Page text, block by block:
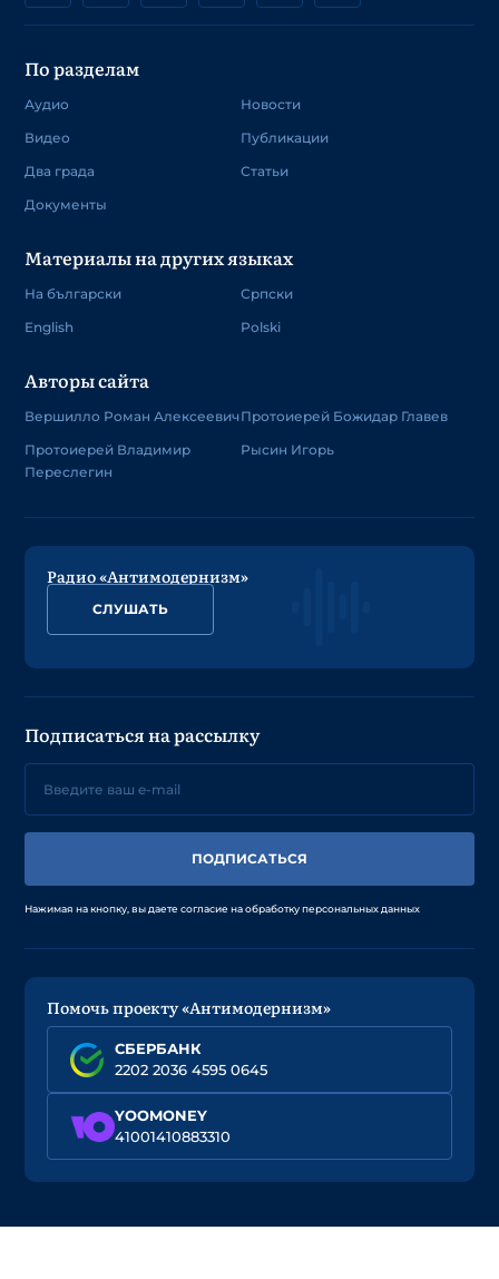
По разделам
Аудио
Видео
Два града
Документы
Новости
Публикации
Статьи
Материалы на других языках
На български
English
Српски
Polski
Авторы сайта
Вершилло Роман Алексеевич
Протоиерей Владимир
Переслегин
Протоиерей Божидар Главев
Рысин Игорь
Радио «Антимодернизм»
СЛУШАТЬ
Подписаться на рассылку
ПОДПИСАТЬСЯ
Нажимая на кнопку, вы даете согласие на обработку персональных данных
Помочь проекту «Антимодернизм»
СБЕРБАНК
2202 2036 4595 0645
YOOMONEY
41001410883310